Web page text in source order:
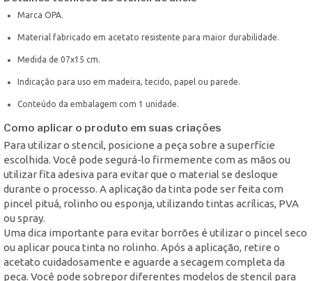
Marca OPA.
Material fabricado em acetato resistente para maior durabilidade.
Medida de 07x15 cm.
Indicação para uso em madeira, tecido, papel ou parede.
Conteúdo da embalagem com 1 unidade.
Como aplicar o produto em suas criações
Para utilizar o stencil, posicione a peça sobre a superfície
escolhida. Você pode segurá-lo firmemente com as mãos ou
utilizar fita adesiva para evitar que o material se desloque
durante o processo. A aplicação da tinta pode ser feita com
pincel pituá, rolinho ou esponja, utilizando tintas acrílicas, PVA
ou spray.
Uma dica importante para evitar borrões é utilizar o pincel seco
ou aplicar pouca tinta no rolinho. Após a aplicação, retire o
acetato cuidadosamente e aguarde a secagem completa da
peça. Você pode sobrepor diferentes modelos de stencil para